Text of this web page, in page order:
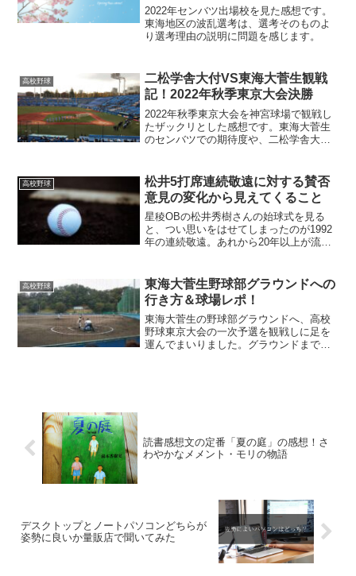
2022年センバツ出場校を見た感想です。
東海地区の波乱選考は、選考そのものよ
り選考理由の説明に問題を感じます。
高校野球
二松学舎大付VS東海大菅生観戦
記！2022年秋季東京大会決勝
2022年秋季東京大会を神宮球場で観戦し
たザックリとした感想です。東海大菅生
のセンバツでの期待度や、二松学舎大付
高校野球
松井5打席連続敬遠に対する賛否
意見の変化から見えてくること
星稜OBの松井秀樹さんの始球式を見る
と、つい思いをはせてしまったのが1992
年の連続敬遠。あれから20年以上が流
自分を戒めたいことがあるなあと感じ、
書いた記事です。
高校野球
東海大菅生野球部グラウンドへの
行き方＆球場レポ！
東海大菅生の野球部グラウンドへ、高校
野球東京大会の一次予選を観戦しに足を
運んでまいりました。グラウンドまでの
読書感想文の定番「夏の庭」の感想！さ
わやかなメメント・モリの物語
デスクトップとノートパソコンどちらが
姿勢に良いか量販店で聞いてみた